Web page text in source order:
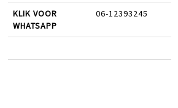
KLIK VOOR
WHATSAPP
06-12393245